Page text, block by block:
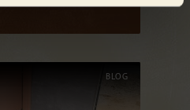
BLOG